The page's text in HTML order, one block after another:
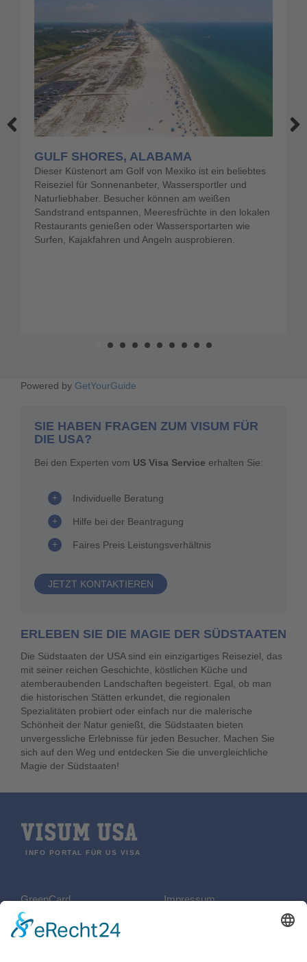
GULF SHORES, ALABAMA
Dieser Küstenort am Golf von Mexiko ist ein beliebtes
Reiseziel für Sonnenanbeter, Wassersportler und
Naturliebhaber. Besucher können am weißen
Sandstrand entspannen, Meeresfrüchte in den lokalen
Restaurants genießen oder Wassersportarten wie
Surfen, Kajakfahren und Angeln ausprobieren.
Powered by GetYourGuide
SIE HABEN FRAGEN ZUM VISUM FÜR
DIE USA?
Bei den Experten vom US Visa Service erhalten Sie:
Individuelle Beratung
Hilfe bei der Beantragung
Faires Preis Leistungsverhältnis
JETZT KONTAKTIEREN
ERLEBEN SIE DIE MAGIE DER SÜDSTAATEN
Die Südstaaten der USA sind ein einzigartiges Reiseziel, das
mit seiner reichen Geschichte, köstlichen Küche und
atemberaubenden Landschaften begeistert. Egal, ob man
die historischen Stätten erkundet, die regionalen
Spezialitäten probiert oder einfach nur die malerische
Schönheit der Natur genießt, die Südstaaten bieten
unvergessliche Erlebnisse für jeden Besucher. Machen Sie
sich auf den Weg und entdecken Sie die unvergleichliche
Magie der Südstaaten!
VISUM USA
INFO PORTAL FÜR US VISA
GreenCard
REISEN
B2 Visum
Impressum